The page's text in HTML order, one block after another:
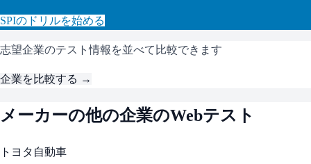
SPIのドリルを始める
志望企業のテスト情報を並べて比較できます
企業を比較する →
メーカーの他の企業のWebテスト
トヨタ自動車